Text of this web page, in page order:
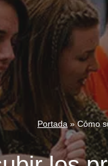
Portada»Cómo